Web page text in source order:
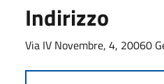
Indirizzo
Via IV Novembre, 4, 20060